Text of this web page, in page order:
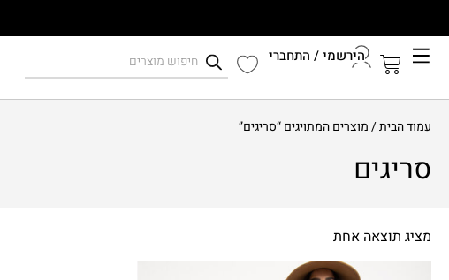
הירשמי / התחברי
עמוד הבית/ מוצרים המתויגים “סריגים”
סריגים
מציג תוצאה אחת